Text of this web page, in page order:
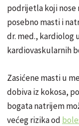
podrijetla koji nose
posebno masti i
dr. med., kardiolog
kardiovaskularnih
Zasićene masti u
dobiva iz kokosa,
bogata natrijem
većeg rizika od